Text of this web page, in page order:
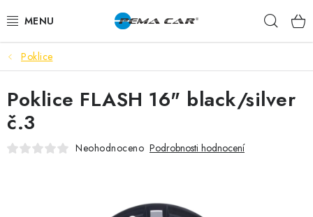
na
NOVINKY
DOPRODEJ
AUTODOPLŇKY
Poklice
Poklice FLASH 16" black/silver
č.3
Neohodnoceno Podrobnosti hodnocení